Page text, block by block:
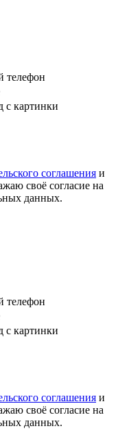
телефон
с картинки
соглашения и
своё согласие на
данных.
телефон
с картинки
соглашения и
своё согласие на
данных.